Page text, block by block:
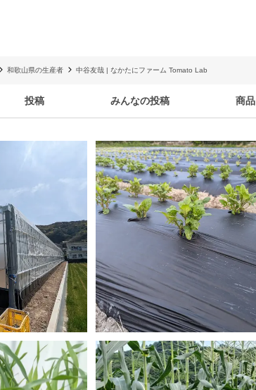
和歌山県の生産者 中谷友哉 | なかたにファーム Tomato Lab
投稿 みんなの投稿 商品